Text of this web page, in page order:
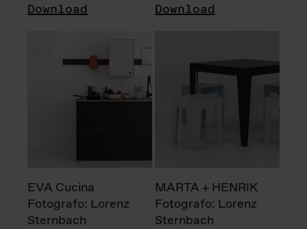
Download Download
EVA Cucina
Fotografo: Lorenz
Sternbach
MARTA + HENRIK
Fotografo: Lorenz
Sternbach